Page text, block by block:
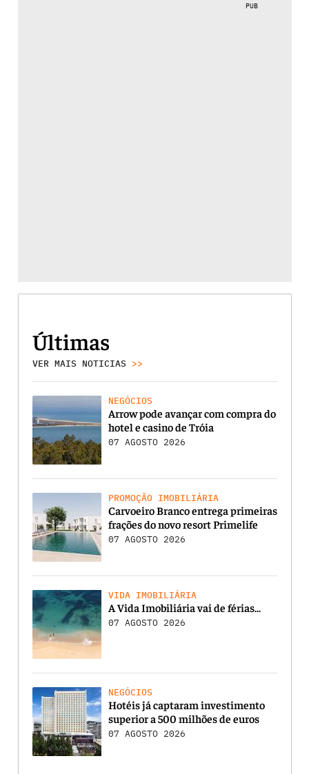
PUB
Últimas
VER MAIS NOTICIAS >>
NEGÓCIOS
Arrow pode avançar com compra do
hotel e casino de Tróia
07 AGOSTO 2026
PROMOÇÃO IMOBILIÁRIA
Carvoeiro Branco entrega primeiras
frações do novo resort Primelife
07 AGOSTO 2026
VIDA IMOBILIÁRIA
A Vida Imobiliária vai de férias…
07 AGOSTO 2026
NEGÓCIOS
Hotéis já captaram investimento
superior a 500 milhões de euros
07 AGOSTO 2026